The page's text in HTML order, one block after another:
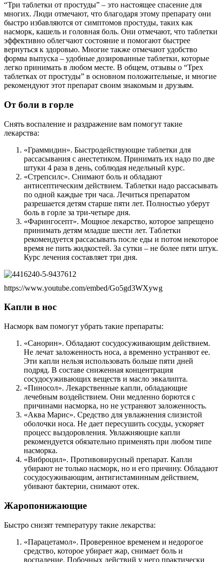
“Три таблетки от простуды” – это настоящее спасение для
многих. Люди отмечают, что благодаря этому препарату они
быстро избавляются от симптомов простуды, таких как
насморк, кашель и головная боль. Они отмечают, что таблетки
эффективно облегчают состояние и помогают быстрее
вернуться к здоровью. Многие также отмечают удобство
формы выпуска – удобные дозированные таблетки, которые
легко принимать в любом месте. В общем, отзывы о “Трех
таблетках от простуды” в основном положительные, и многие
рекомендуют этот препарат своим знакомым и друзьям.
От боли в горле
Снять воспаление и раздражение вам помогут такие
лекарства:
«Граммидин». Быстродействующие таблетки для
рассасывания с анестетиком. Принимать их надо по две
штуки 4 раза в день, соблюдая недельный курс.
«Стрепсилс». Снимают боль и обладают
антисептическим действием. Таблетки надо рассасывать
по одной каждые три часа. Лечиться препаратом
разрешается детям старше пяти лет. Полностью уберут
боль в горле за три-четыре дня.
«Фарингосепт». Мощное лекарство, которое запрещено
принимать детям младше шести лет. Таблетки
рекомендуется рассасывать после еды и потом некоторое
время не пить жидкостей. За сутки – не более пяти штук.
Курс лечения составляет три дня.
https://www.youtube.com/embed/Go5gd3WXywg
Капли в нос
Насморк вам помогут убрать такие препараты:
«Санорин». Обладают сосудосуживающим действием.
Не лечат заложенность носа, а временно устраняют ее.
Эти капли нельзя использовать больше пяти дней
подряд. В составе сниженная концентрация
сосудосуживающих веществ и масло эвкалипта.
«Пиносол». Лекарственные капли, обладающие
лечебным воздействием. Они медленно борются с
причинами насморка, но не устраняют заложенность.
«Аква Марис». Средство для увлажнения слизистой
оболочки носа. Не дает пересушить сосуды, ускоряет
процесс выздоровления. Увлажняющие капли
рекомендуется обязательно применять при любом типе
насморка.
«Виброцил». Противовирусный препарат. Капли
убирают не только насморк, но и его причину. Обладают
сосудосуживающим, антигистаминным действием,
убивают бактерии, снимают отек.
Жаропонижающие
Быстро снизят температуру такие лекарства:
«Парацетамол». Проверенное временем и недорогое
средство, которое убирает жар, снимает боль и
воспаление. Побочных действий у него практически